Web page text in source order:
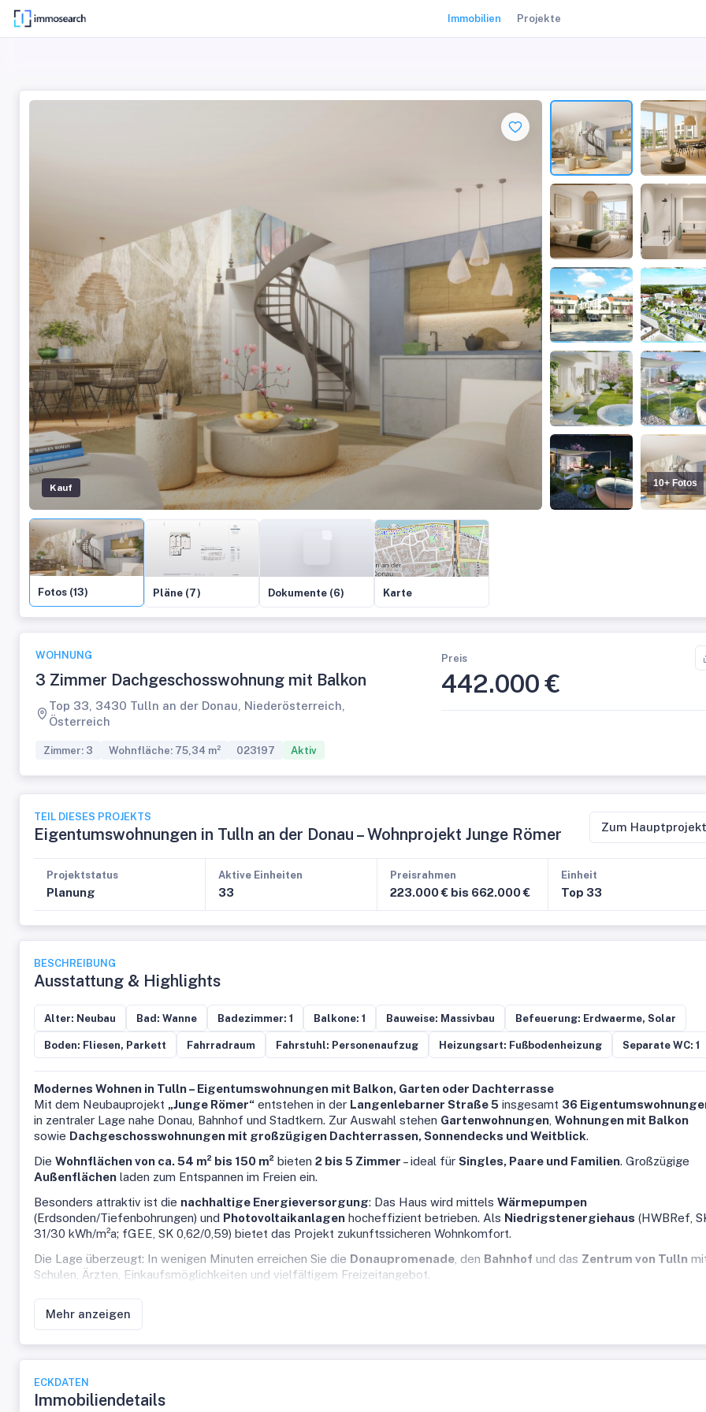
Immobilien Projekte
Kauf 10+ Fotos
Fotos (13) Pläne (7) Dokumente (6) Karte
WOHNUNG
3 Zimmer Dachgeschosswohnung mit Balkon
Top 33, 3430 Tulln an der Donau, Niederösterreich,
Österreich
Preis
442.000 €
Zimmer: 3 Wohnfläche: 75,34 m² 023197 Aktiv
TEIL DIESES PROJEKTS
Eigentumswohnungen in Tulln an der Donau – Wohnprojekt Junge Römer Zum
Projektstatus
Planung
Aktive Einheiten
33
Preisrahmen
223.000 € bis 662.000 €
Einheit
Top 33
BESCHREIBUNG
Ausstattung & Highlights
Alter: Neubau Bad: Wanne Badezimmer: 1 Balkone: 1 Bauweise: Massivbau Befeuerung: Erdwaerme, Solar
Boden: Fliesen, Parkett Fahrradraum Fahrstuhl: Personenaufzug Heizungsart: Fußbodenheizung Separate WC: 1
Modernes Wohnen in Tulln – Eigentumswohnungen mit Balkon, Garten oder Dachterrasse
Mit dem Neubauprojekt „Junge Römer“ entstehen in der Langenlebarner Straße 5 insgesamt 36
in zentraler Lage nahe Donau, Bahnhof und Stadtkern. Zur Auswahl stehen Gartenwohnungen Wohnungen mit Balkon
sowie Dachgeschosswohnungen mit großzügigen Dachterrassen, Sonnendecks und Weitblick.
Die Wohnflächen von ca. 54 m² bis 150 m² bieten 2 bis 5 Zimmer – ideal für Singles, Paare und Familien. Großzügige
Außenflächen laden zum Entspannen im Freien ein.
Besonders attraktiv ist die nachhaltige Energieversorgung: Das Haus wird mittels Wärmepumpen
(Erdsonden/Tiefenbohrungen) und Photovoltaikanlagen hocheffizient betrieben. Als Niedrigstenergiehaus (HWBRef,
31/30 kWh/m²a; fGEE, SK 0,62/0,59) bietet das Projekt zukunftssicheren Wohnkomfort.
Die Lage überzeugt: In wenigen Minuten erreichen Sie die Donaupromenade , den Bahnhof und das Zentrum von Tulln
Schulen, Ärzten, Einkaufsmöglichkeiten und vielfältigem Freizeitangebot.
Top 33 ist eine Dachgeschosswohnung in hofseitiger Lage und bietet Ihnen auf ca. 75,34m² Wohnfläche ein Wohnzimmer
Anschlüssen für eine offene Küche, 2 Schlafzimmer, ein Badezimmer mit Badewanne, Waschbecken und
Waschmaschinenanschluß. Ein separates WC mit Handwaschbecken sowie 2 Abstellräume. Die Außenfläche umfasst einen
ca. 4,50m² großen Balkon.
Wohnungen, finden Sie hier: https://www.immobilien86.at/projekt-junge-roemer
Mehr anzeigen
ECKDATEN
Immobiliendetails